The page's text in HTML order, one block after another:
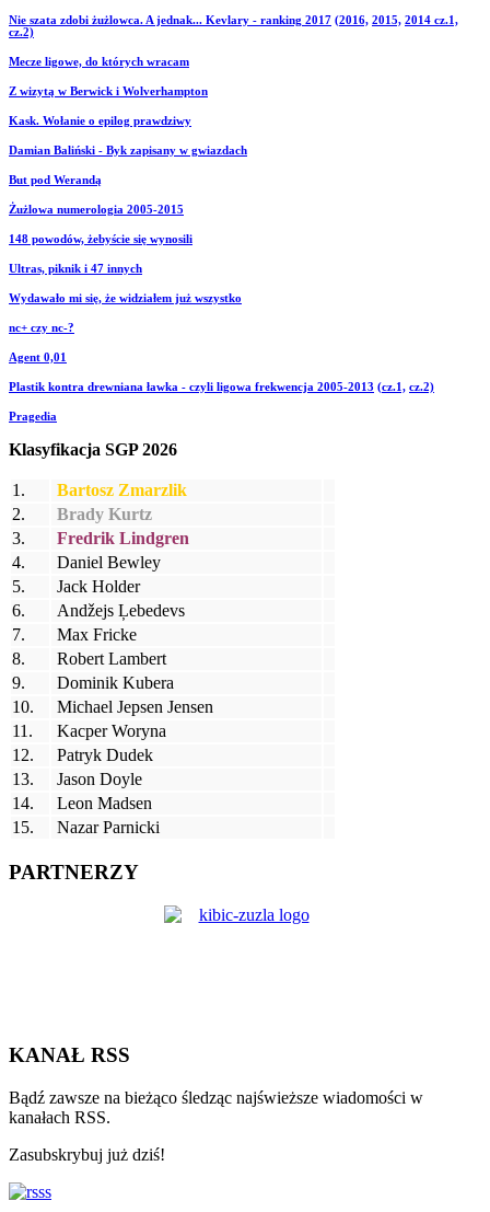
Nie szata zdobi żużlowca. A jednak... Kevlary - ranking 2017 (2016, 2015, 2014 cz.1,
cz.2)
Mecze ligowe, do których wracam
Z wizytą w Berwick i Wolverhampton
Kask. Wołanie o epilog prawdziwy
Damian Baliński - Byk zapisany w gwiazdach
But pod Werandą
Żużlowa numerologia 2005-2015
148 powodów, żebyście się wynosili
Ultras, piknik i 47 innych
Wydawało mi się, że widziałem już wszystko
nc+ czy nc-?
Agent 0,01
Plastik kontra drewniana ławka - czyli ligowa frekwencja 2005-2013 (cz.1, cz.2)
Pragedia
Klasyfikacja SGP 2026
1.
Bartosz Zmarzlik
2.
Brady Kurtz
3.
Fredrik Lindgren
4.
Daniel Bewley
5.
Jack Holder
6.
Andžejs Ļebedevs
7.
Max Fricke
8.
Robert Lambert
9.
Dominik Kubera
10.
Michael Jepsen Jensen
11.
Kacper Woryna
12.
Patryk Dudek
13.
Jason Doyle
14.
Leon Madsen
15.
Nazar Parnicki
PARTNERZY
KANAŁ RSS
Bądź zawsze na bieżąco śledząc najświeższe wiadomości w
kanałach RSS.
Zasubskrybuj już dziś!